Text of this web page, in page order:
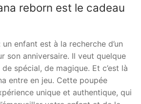
reborn est le cadeau
enfant est à la recherche d’un
son anniversaire. Il veut quelque
spécial, de magique. Et c’est là
entre en jeu. Cette poupée
unique et authentique, qui